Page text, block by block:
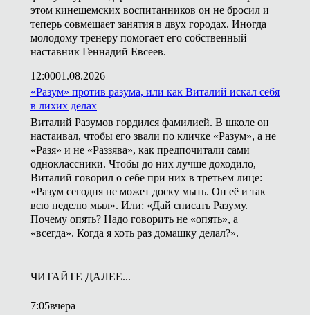
этом кинешемских воспитанников он не бросил и
теперь совмещает занятия в двух городах. Иногда
молодому тренеру помогает его собственный
наставник Геннадий Евсеев.
12:0001.08.2026
«Разум» против разума, или как Виталий искал себя
в лихих делах
Виталий Разумов гордился фамилией. В школе он
настаивал, чтобы его звали по кличке «Разум», а не
«Разя» и не «Раззява», как предпочитали сами
одноклассники. Чтобы до них лучше доходило,
Виталий говорил о себе при них в третьем лице:
«Разум сегодня не может доску мыть. Он её и так
всю неделю мыл». Или: «Дай списать Разуму.
Почему опять? Надо говорить не «опять», а
«всегда». Когда я хоть раз домашку делал?».
ЧИТАЙТЕ ДАЛЕЕ...
7:05вчера